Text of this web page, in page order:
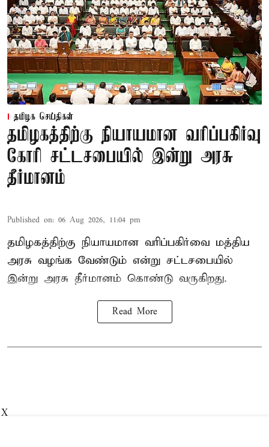
தமிழக செய்திகள்
தமிழகத்திற்கு நியாயமான வரிப்பகிர்வு
கோரி சட்டசபையில் இன்று அரசு
தீர்மானம்
Published on: 06 Aug 2026, 11:04 pm
தமிழகத்திற்கு நியாயமான வரிப்பகிர்வை மத்திய
அரசு வழங்க வேண்டும் என்று சட்டசபையில்
இன்று அரசு தீர்மானம் கொண்டு வருகிறது.
Read More
X